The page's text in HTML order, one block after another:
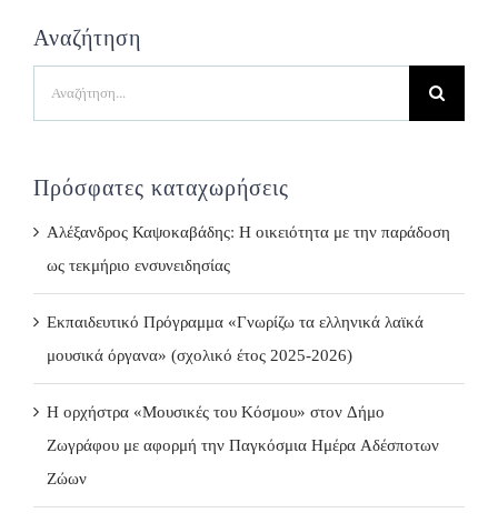
Αναζήτηση
Πρόσφατες καταχωρήσεις
Αλέξανδρος Καψοκαβάδης: Η οικειότητα με την παράδοση
ως τεκμήριο ενσυνειδησίας
Εκπαιδευτικό Πρόγραμμα «Γνωρίζω τα ελληνικά λαϊκά
μουσικά όργανα» (σχολικό έτος 2025-2026)
Η ορχήστρα «Μουσικές του Κόσμου» στον Δήμο
Ζωγράφου με αφορμή την Παγκόσμια Ημέρα Αδέσποτων
Ζώων